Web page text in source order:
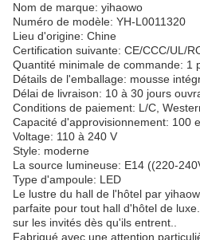
Nom de marque: yihaowo
Numéro de modèle: YH-L0011320
Lieu d'origine: Chine
Certification suivante: CE/CCC/UL/
Quantité minimale de commande: 1
Détails de l'emballage: mousse
Délai de livraison: 10 à 30 jours
Conditions de paiement: L/C,
Capacité d'approvisionnement: 100
Voltage: 110 à 240 V
Style: moderne
La source lumineuse: E14 ((220-
Type d'ampoule: LED
Le lustre du hall de l'hôtel par
parfaite pour tout hall d'hôtel de
sur les invités dès qu'ils entrent..
Fabriqué avec une attention